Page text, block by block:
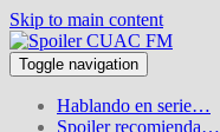
Skip to main content
Toggle navigation
Hablando en serie…
Spoiler recomienda…